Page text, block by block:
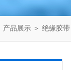
产品展示 ＞ 绝缘胶带